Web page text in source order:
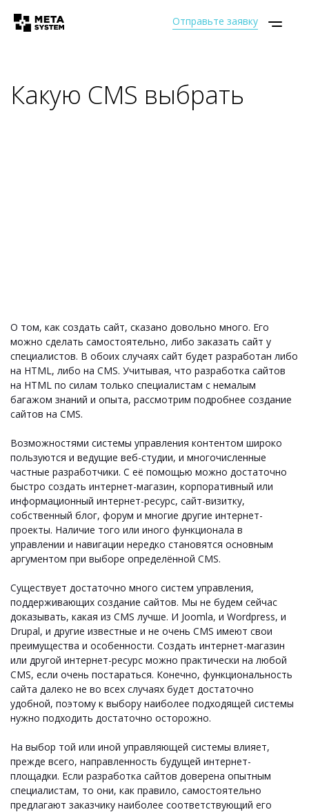
Отправьте заявку
Какую CMS выбрать
О том, как создать сайт, сказано довольно много. Его
можно сделать самостоятельно, либо заказать сайт у
специалистов. В обоих случаях сайт будет разработан либо
на HTML, либо на CMS. Учитывая, что разработка сайтов
на HTML по силам только специалистам с немалым
багажом знаний и опыта, рассмотрим подробнее создание
сайтов на CMS.
Возможностями системы управления контентом широко
пользуются и ведущие веб-студии, и многочисленные
частные разработчики. С её помощью можно достаточно
быстро создать интернет-магазин, корпоративный или
информационный интернет-ресурс, сайт-визитку,
собственный блог, форум и многие другие интернет-
проекты. Наличие того или иного функционала в
управлении и навигации нередко становятся основным
аргументом при выборе определённой CMS.
Существует достаточно много систем управления,
поддерживающих создание сайтов. Мы не будем сейчас
доказывать, какая из CMS лучше. И Joomla, и Wordpress, и
Drupal, и другие известные и не очень CMS имеют свои
преимущества и особенности. Создать интернет-магазин
или другой интернет-ресурс можно практически на любой
CMS, если очень постараться. Конечно, функциональность
сайта далеко не во всех случаях будет достаточно
удобной, поэтому к выбору наиболее подходящей системы
нужно подходить достаточно осторожно.
На выбор той или иной управляющей системы влияет,
прежде всего, направленность будущей интернет-
площадки. Если разработка сайтов доверена опытным
специалистам, то они, как правило, самостоятельно
предлагают заказчику наиболее соответствующий его